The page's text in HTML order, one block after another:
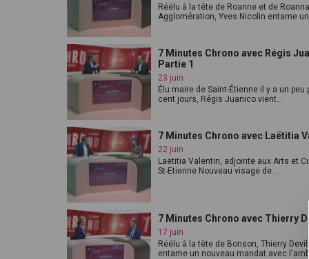
Réélu à la tête de Roanne et de
Agglomération, Yves Nicolin entame un
7 Minutes Chrono avec Régis
Partie 1
23 juin
Élu maire de Saint-Étienne il y a un peu
cent jours, Régis Juanico vient...
7 Minutes Chrono avec Laëtitia
22 juin
Laëtitia Valentin, adjointe aux Arts et
St-Etienne Nouveau visage de ...
7 Minutes Chrono avec Thierry
17 juin
Réélu à la tête de Bonson, Thierry Deville
entame un nouveau mandat avec